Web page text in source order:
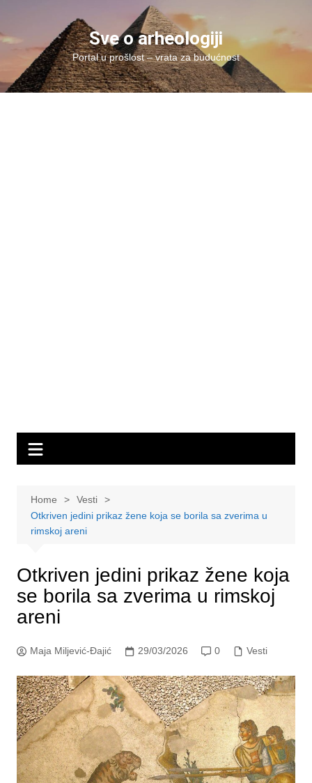
content
Sve o arheologiji
Portal u prošlost – vrata za budućnost
Home
Vesti
Otkriven jedini prikaz žene koja se borila sa zverima u
rimskoj areni
Otkriven jedini prikaz žene koja
se borila sa zverima u rimskoj
areni
Maja Miljević-Đajić 29/03/2026 0 Vesti